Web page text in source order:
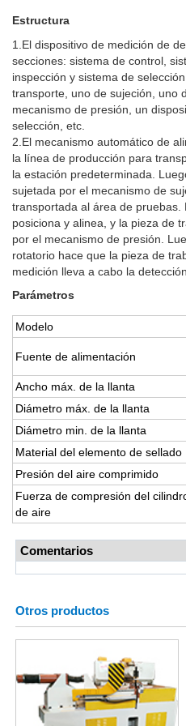
Estructura
1.El dispositivo de medición de
secciones: sistema de control,
inspección y sistema de
transporte, uno de sujeción, uno
mecanismo de presión, un
selección, etc.
2.El mecanismo automático de
la línea de producción para
la estación predeterminada.
sujetada por el mecanismo de
transportada al área de pruebas.
posiciona y alinea, y la pieza de
por el mecanismo de presión.
rotatorio hace que la pieza de
medición lleva a cabo la
Parámetros
Modelo
Fuente de alimentación
Ancho máx. de la llanta
Diámetro máx. de la llanta
Diámetro min. de la llanta
Material del elemento de sellado
Presión del aire comprimido
Fuerza de compresión del
de aire
Comentarios
Otros productos